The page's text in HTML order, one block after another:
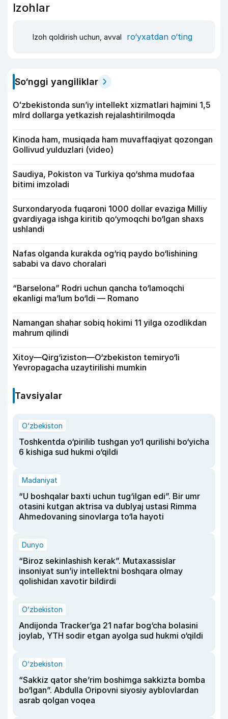
Izohlar
Izoh qoldirish uchun, avval ro‘yxatdan o‘ting
So‘nggi yangiliklar
Oʻzbekistonda sunʼiy intellekt xizmatlari hajmini 1,5
mlrd dollarga yetkazish rejalashtirilmoqda
Kinoda ham, musiqada ham muvaffaqiyat qozongan
Gollivud yulduzlari (video)
Saudiya, Pokiston va Turkiya qo‘shma mudofaa
bitimi imzoladi
Surxondaryoda fuqaroni 1000 dollar evaziga Milliy
gvardiyaga ishga kiritib qo‘ymoqchi bo‘lgan shaxs
ushlandi
Nafas olganda kurakda og‘riq paydo bo‘lishining
sababi va davo choralari
“Barselona” Rodri uchun qancha to‘lamoqchi
ekanligi ma’lum bo‘ldi — Romano
Namangan shahar sobiq hokimi 11 yilga ozodlikdan
mahrum qilindi
Xitoy—Qirg‘iziston—O‘zbekiston temiryo‘li
Yevropagacha uzaytirilishi mumkin
Tavsiyalar
O‘zbekiston
Toshkentda o‘pirilib tushgan yo‘l qurilishi bo‘yicha
6 kishiga sud hukmi o‘qildi
Madaniyat
“U boshqalar baxti uchun tug‘ilgan edi”. Bir umr
otasini kutgan aktrisa va dublyaj ustasi Rimma
Ahmedovaning sinovlarga to‘la hayoti
Dunyo
“Biroz sekinlashish kerak”. Mutaxassislar
insoniyat sun’iy intellektni boshqara olmay
qolishidan xavotir bildirdi
O‘zbekiston
Andijonda Tracker’ga 21 nafar bog‘cha bolasini
joylab, YTH sodir etgan ayolga sud hukmi o‘qildi
O‘zbekiston
“Sakkiz qator she’rim boshimga sakkizta bomba
bo‘lgan”. Abdulla Oripovni siyosiy ayblovlardan
asrab qolgan voqea